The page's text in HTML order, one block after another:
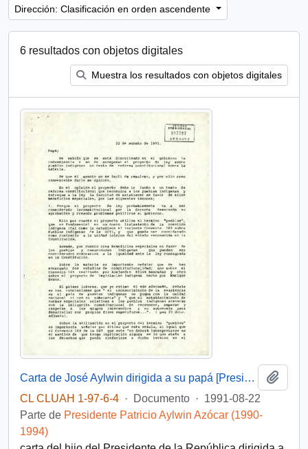
Dirección: Clasificación en orden ascendente
6 resultados con objetos digitales
Muestra los resultados con objetos digitales
Carta de José Aylwin dirigida a su papá [Presidente de la República]
CL CLUAH 1-97-6-4 · Documento · 1991-08-22
Parte de Presidente Patricio Aylwin Azócar (1990-
1994)